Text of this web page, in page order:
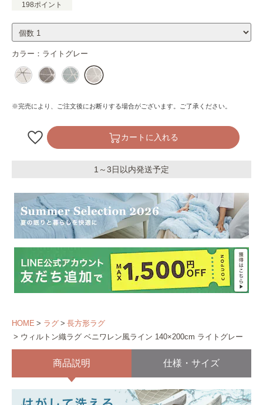
198ポイント
カラー： ライトグレー
※完売により、ご注文後にお断りする場合がございます。ご了承ください。
カートに入れる
1～3日以内発送予定
HOME ラグ
長方形ラグ
ウィルトン織ラグ ベニワレン風ライン 140×200cm ライトグレー
商品説明 仕様・サイズ